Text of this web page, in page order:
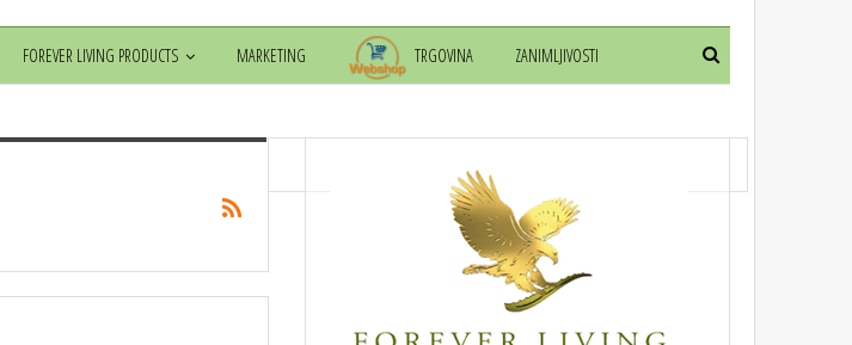
FOREVER LIVING PRODUCTS MARKETING TRGOVINA ZANIMLJIVOSTI